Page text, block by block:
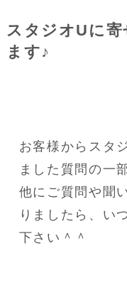
スタジオUに
ます♪
お客様からスタ
ました質問の一
他にご質問や聞
りましたら、い
下さい＾＾